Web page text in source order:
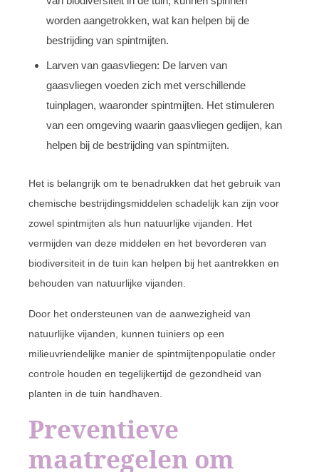
worden aangetrokken, wat kan helpen bij de
bestrijding van spintmijten.
Larven van gaasvliegen: De larven van
gaasvliegen voeden zich met verschillende
tuinplagen, waaronder spintmijten. Het stimuleren
van een omgeving waarin gaasvliegen gedijen, kan
helpen bij de bestrijding van spintmijten.
Het is belangrijk om te benadrukken dat het gebruik van
chemische bestrijdingsmiddelen schadelijk kan zijn voor
zowel spintmijten als hun natuurlijke vijanden. Het
vermijden van deze middelen en het bevorderen van
biodiversiteit in de tuin kan helpen bij het aantrekken en
behouden van natuurlijke vijanden.
Door het ondersteunen van de aanwezigheid van
natuurlijke vijanden, kunnen tuiniers op een
milieuvriendelijke manier de spintmijtenpopulatie onder
controle houden en tegelijkertijd de gezondheid van
planten in de tuin handhaven.
Preventieve
maatregelen om